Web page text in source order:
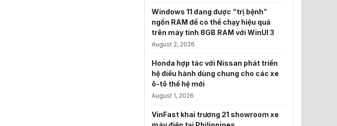
Windows 11 đang được “trị bệnh”
ngốn RAM để có thể chạy hiệu quả
trên máy tính 8GB RAM với WinUI 3
August 2, 2026
Honda hợp tác với Nissan phát triển
hệ điều hành dùng chung cho các xe
ô-tô thế hệ mới
August 1, 2026
VinFast khai trương 21 showroom xe